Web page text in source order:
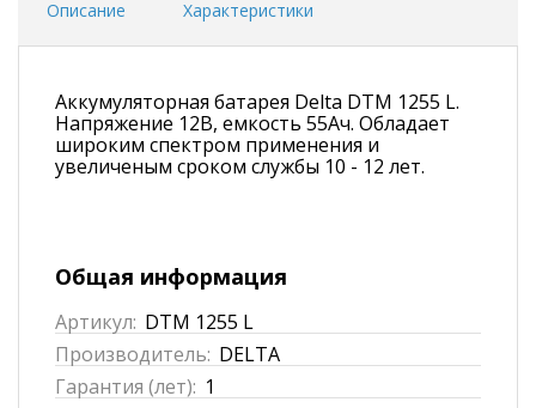
Описание Характеристики
Аккумуляторная батарея Delta DTM 1255 L.
Напряжение 12В, емкость 55Ач. Обладает
широким спектром применения и
увеличеным сроком службы 10 - 12 лет.
Общая информация
Артикул: DTM 1255 L
Производитель: DELTA
Гарантия (лет): 1